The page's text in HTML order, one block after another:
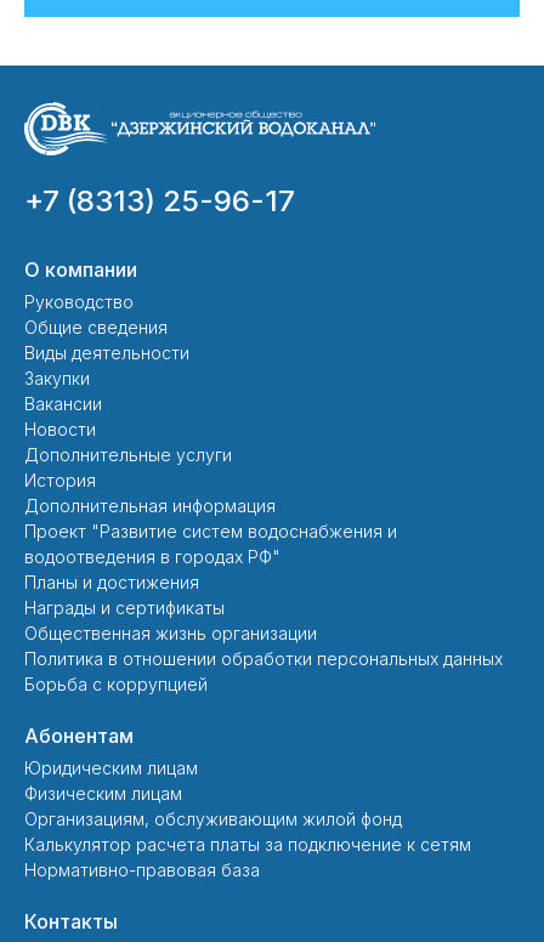
+7 (8313) 25-96-17
О компании
Руководство
Общие сведения
Виды деятельности
Закупки
Вакансии
Новости
Дополнительные услуги
История
Дополнительная информация
Проект "Развитие систем водоснабжения и
водоотведения в городах РФ"
Планы и достижения
Награды и сертификаты
Общественная жизнь организации
Политика в отношении обработки персональных данных
Борьба с коррупцией
Абонентам
Юридическим лицам
Физическим лицам
Организациям, обслуживающим жилой фонд
Калькулятор расчета платы за подключение к сетям
Нормативно-правовая база
Контакты